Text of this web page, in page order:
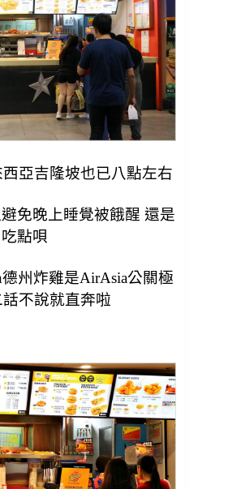
亞吉隆坡也已八點左右
免晚上睡覺被餓醒 還是
吃點唄
德州炸雞是AirAsia公關極
不說就直奔啦